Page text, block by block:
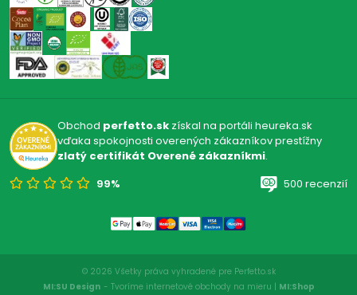
Obchod perfetto.skzískal na portáli heureka.sk
vďaka spokojnosti overených zákazníkov prestížny
zlatý certifikát Overené zákazníkmi.
99%
500 recenzií
© 2026 Všetky práva vyhradené pre Perfetto.sk
MI:SU Design - Tvoríme internetové obchody na mieru | MI:Shop